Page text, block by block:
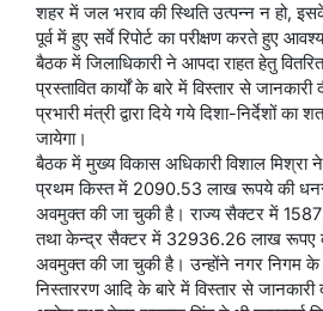
शहर में जल भराव की स्थिति उत्पन्न न हो,
पूर्व में हुए सर्वे रिपोर्ट का परीक्षण करते हुए
बैठक में जिलाधिकारी ने आपदा राहत हेतु
प्रस्तावित कार्यों के बारे में विस्तार से
प्रभारी मंत्री द्वारा दिये गये दिशा-निर्देशों
जायेगा।
बैठक में मुख्य विकास अधिकारी विशाल मिश्रा
प्रथम किस्त में 2090.53 लाख रूपये की
अवमुक्त की जा चुकी है। राज्य सैक्टर में
तथा केन्द्र सैक्टर में 32936.26 लाख रूपए
अवमुक्त की जा चुकी है। उन्होंने नगर निगम के
निस्ताररण आदि के बारे में विस्तार से जानकारी